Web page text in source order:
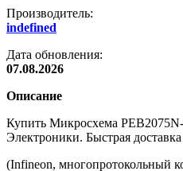
Производитель:
indefined
Дата обновления:
07.08.2026
Описание
Купить Микросхема
Электроники. Быстрая
(Infineon, многопротокольный